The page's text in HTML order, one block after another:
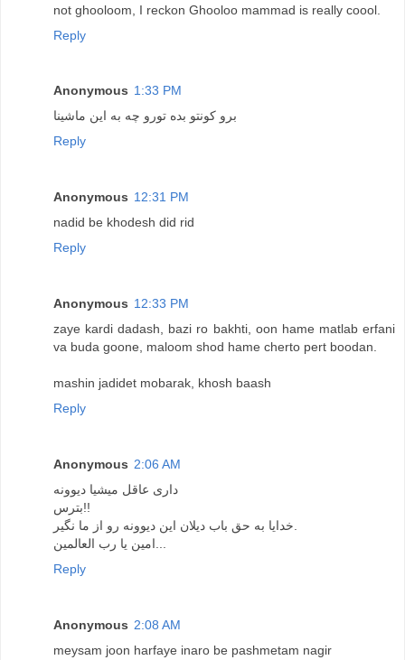
not ghooloom, I reckon Ghooloo mammad is really coool.
Reply
Anonymous 1:33 PM
برو کونتو بده تورو چه به این ماشینا
Reply
Anonymous 12:31 PM
nadid be khodesh did rid
Reply
Anonymous 12:33 PM
zaye kardi dadash, bazi ro bakhti, oon hame matlab erfani
va buda goone, maloom shod hame cherto pert boodan.
mashin jadidet mobarak, khosh baash
Reply
Anonymous 2:06 AM
داری عاقل میشیا دیوونه
بترس!!
خدایا به حق باب دیلان این دیوونه رو از ما نگیر.
امین یا رب العالمین...
Reply
Anonymous 2:08 AM
meysam joon harfaye inaro be pashmetam nagir